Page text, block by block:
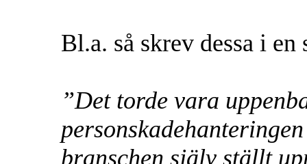
Bl.a. så skrev dessa i
”Det torde vara
branschen själv ställt